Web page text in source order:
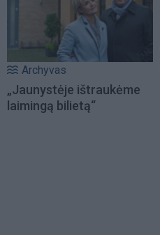
Archyvas
„Jaunystėje ištraukėme
laimingą bilietą“